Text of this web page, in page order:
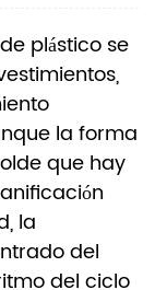
plástico se
la forma
que hay
la
del
del ciclo